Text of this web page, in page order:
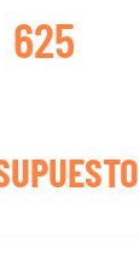
625